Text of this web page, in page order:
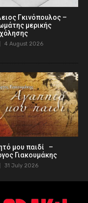
Γκινόπουλος –
μερικής
4 August 2026
μου παιδί –
Γιακουμάκης
31 July 2026